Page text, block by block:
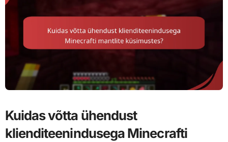
Kuidas võtta ühendust
klienditeenindusega Minecrafti